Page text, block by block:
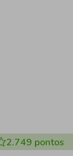
2.749 pontos